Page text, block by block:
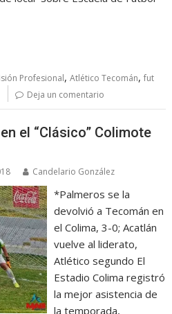
Profesional,Atlético Tecomán,fut
Deja un comentario
el “Clásico” Colimote
Candelario González
*Palmeros se la
devolvió a Tecomán en
el Colima, 3-0; Acatlán
vuelve al liderato,
Atlético segundo El
Estadio Colima registró
la mejor asistencia de
la temporada,